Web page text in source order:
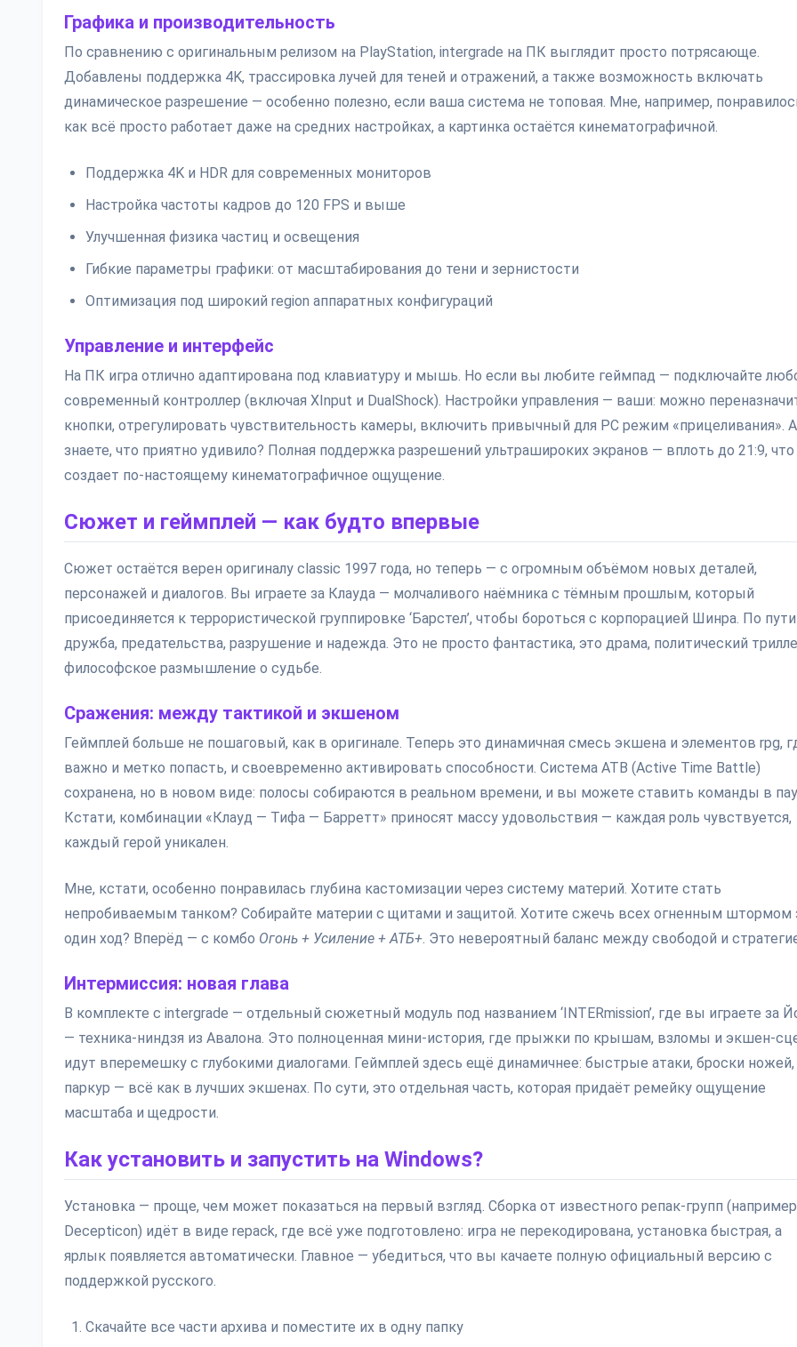
Графика и производительность
По сравнению с оригинальным релизом на PlayStation, intergrade на ПК выглядит просто потрясающе.
Добавлены поддержка 4K, трассировка лучей для теней и отражений, а также возможность включать
динамическое разрешение — особенно полезно, если ваша система не топовая. Мне, например,
как всё просто работает даже на средних настройках, а картинка остаётся кинематографичной.
Поддержка 4K и HDR для современных мониторов
Настройка частоты кадров до 120 FPS и выше
Улучшенная физика частиц и освещения
Гибкие параметры графики: от масштабирования до тени и зернистости
Оптимизация под широкий region аппаратных конфигураций
Управление и интерфейс
На ПК игра отлично адаптирована под клавиатуру и мышь. Но если вы любите геймпад — подключайте
современный контроллер (включая XInput и DualShock). Настройки управления — ваши: можно
кнопки, отрегулировать чувствительность камеры, включить привычный для PC режим «прицеливания». А
знаете, что приятно удивило? Полная поддержка разрешений ультрашироких экранов — вплоть до 21:9, что
создает по-настоящему кинематографичное ощущение.
Сюжет и геймплей — как будто впервые
Сюжет остаётся верен оригиналу classic 1997 года, но теперь — с огромным объёмом новых деталей,
персонажей и диалогов. Вы играете за Клауда — молчаливого наёмника с тёмным прошлым, который
присоединяется к террористической группировке ‘Барстел’, чтобы бороться с корпорацией Шинра. По
дружба, предательства, разрушение и надежда. Это не просто фантастика, это драма, политический
философское размышление о судьбе.
Сражения: между тактикой и экшеном
Геймплей больше не пошаговый, как в оригинале. Теперь это динамичная смесь экшена и элементов rpg,
важно и метко попасть, и своевременно активировать способности. Система ATB (Active Time Battle)
сохранена, но в новом виде: полосы собираются в реальном времени, и вы можете ставить команды в
Кстати, комбинации «Клауд — Тифа — Барретт» приносят массу удовольствия — каждая роль чувствуется,
каждый герой уникален.
Мне, кстати, особенно понравилась глубина кастомизации через систему материй. Хотите стать
непробиваемым танком? Собирайте мaтерии с щитами и защитой. Хотите сжечь всех огненным штормом
один ход? Вперёд — с комбо Огонь + Усиление + АТБ+. Это невероятный баланс между свободой и
Интермиссия: новая глава
В комплекте с intergrade — отдельный сюжетный модуль под названием ‘INTERmission’, где вы играете за
— техника-ниндзя из Авалона. Это полноценная мини-история, где прыжки по крышам, взломы и экшен-
идут вперемешку с глубокими диалогами. Геймплей здесь ещё динамичнее: быстрые атаки, броски ножей,
паркур — всё как в лучших экшенах. По сути, это отдельная часть, которая придаёт ремейку ощущение
масштаба и щедрости.
Как установить и запустить на Windows?
Установка — проще, чем может показаться на первый взгляд. Сборка от известного репак-групп
Decepticon) идёт в виде repack, где всё уже подготовлено: игра не перекодирована, установка быстрая, а
ярлык появляется автоматически. Главное — убедиться, что вы качаете полную официальный версию с
поддержкой русского.
Скачайте все части архива и поместите их в одну папку